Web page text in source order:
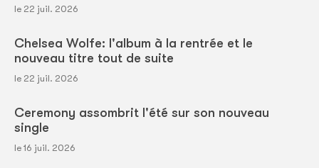
le 22 juil. 2026
Chelsea Wolfe: l'album à la rentrée et le
nouveau titre tout de suite
le 22 juil. 2026
Ceremony assombrit l'été sur son nouveau
single
le 16 juil. 2026